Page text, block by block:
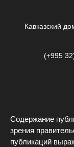
Кавказский
(+995
Содержание
зрения
публикаций